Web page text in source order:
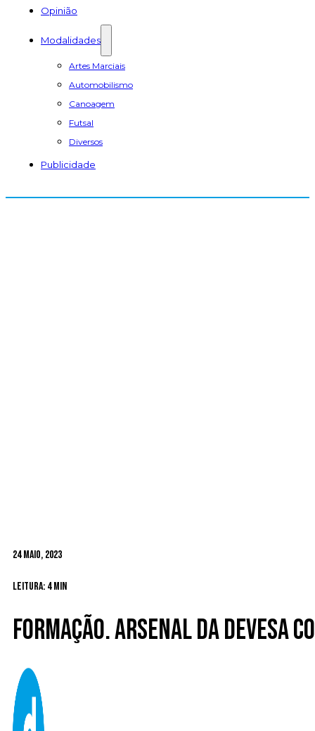
Opinião
Modalidades
Artes Marciais
Automobilismo
Canoagem
Futsal
Diversos
Publicidade
24 Maio, 2023
Leitura: 4 min
Formação. Arsenal da